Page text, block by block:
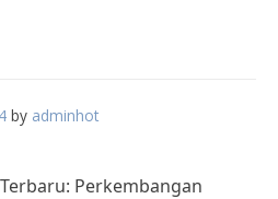
by adminhot
Perkembangan